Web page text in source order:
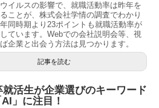
イルスの影響で、就職活動率は昨年を
ことが、株式会社学情の調査でわかり
同時期より23ポイントも就職活動率が
ています。Webでの会社説明会等、視
企業と出会う方法は見つかります。
記事を読む
就活生が企業選びのキーワード
」に注目！